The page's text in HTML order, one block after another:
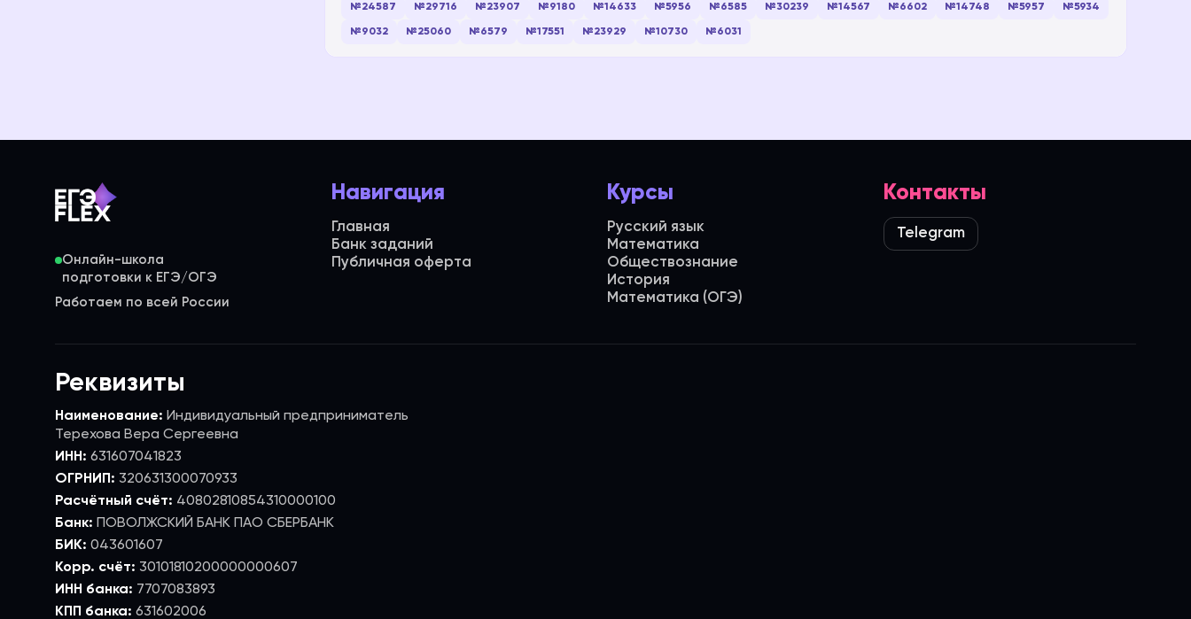
№24587 №29716 №23907 №9180 №14633 №5956 №6585 №30239 №14567 №6602 №14748 №5957 №5934
№9032 №25060 №6579 №17551 №23929 №10730 №6031
Онлайн-школа
Работаем по всей России
Навигация
Главная
Банк заданий
Публичная оферта
Курсы
Русский язык
Математика
Обществознание
История
Математика (ОГЭ)
Контакты
Telegram
Реквизиты
Наименование: Индивидуальный предприниматель
Терехова Вера Сергеевна
ИНН: 631607041823
ОГРНИП: 320631300070933
Расчётный счёт: 40802810854310000100
Банк: ПОВОЛЖСКИЙ БАНК ПАО СБЕРБАНК
БИК: 043601607
Корр. счёт: 30101810200000000607
ИНН банка: 7707083893
КПП банка: 631602006